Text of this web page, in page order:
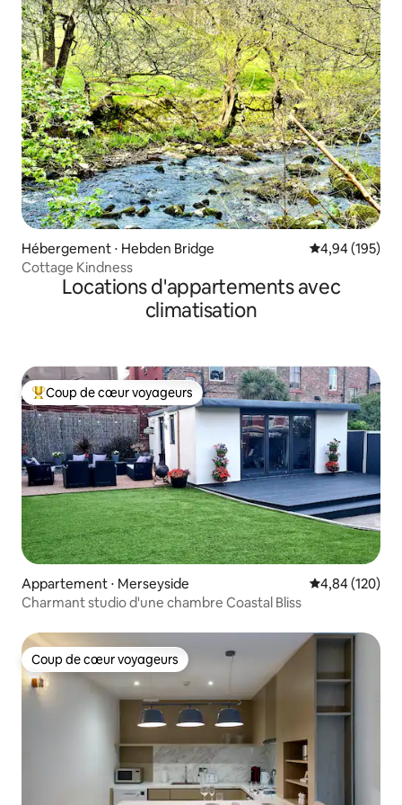
Hébergement ⋅ Hebden Bridge Évaluation
4,94 (195)
Cottage Kindness
Locations d'appartements avec
climatisation
Coups de cœur voyageurs les plus appréciés
Coup de cœur voyageurs
Appartement ⋅ Merseyside Évaluation
4,84 (120)
Charmant studio d'une chambre Coastal Bliss
Coup de cœur voyageurs
Coup de cœur voyageurs